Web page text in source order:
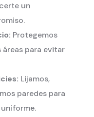
un
Protegemos
áreas para evitar
Lijamos,
paredes para